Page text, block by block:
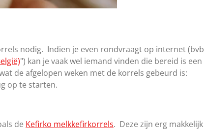
nodig. Indien je even rondvraagt op internet (bvb
") kan je vaak wel iemand vinden die bereid is een
de afgelopen weken met de korrels gebeurd is:
op te starten.
de Kefirko melkkefirkorrels. Deze zijn erg makkelijk